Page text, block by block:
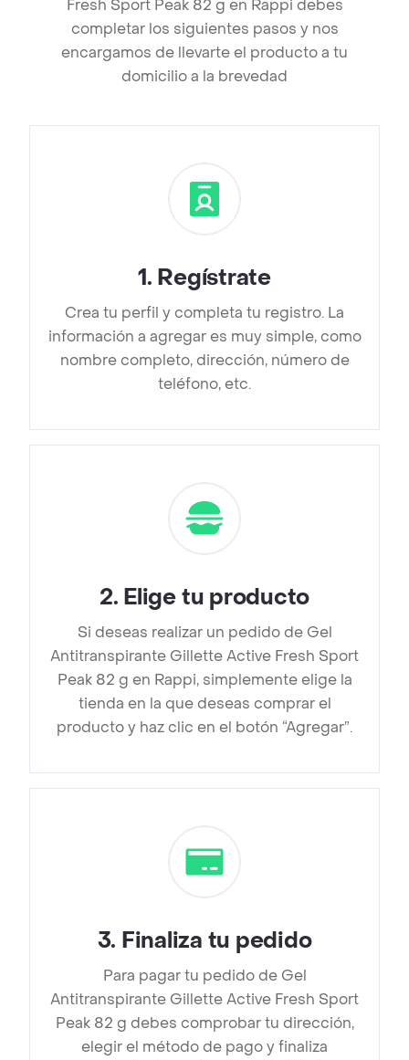
Fresh Sport Peak 82 g en Rappi debes
completar los siguientes pasos y nos
encargamos de llevarte el producto a tu
domicilio a la brevedad
1. Regístrate
Crea tu perfil y completa tu registro. La
información a agregar es muy simple, como
nombre completo, dirección, número de
teléfono, etc.
2. Elige tu producto
Si deseas realizar un pedido de Gel
Antitranspirante Gillette Active Fresh Sport
Peak 82 g en Rappi, simplemente elige la
tienda en la que deseas comprar el
producto y haz clic en el botón “Agregar”.
3. Finaliza tu pedido
Para pagar tu pedido de Gel
Antitranspirante Gillette Active Fresh Sport
Peak 82 g debes comprobar tu dirección,
elegir el método de pago y finaliza